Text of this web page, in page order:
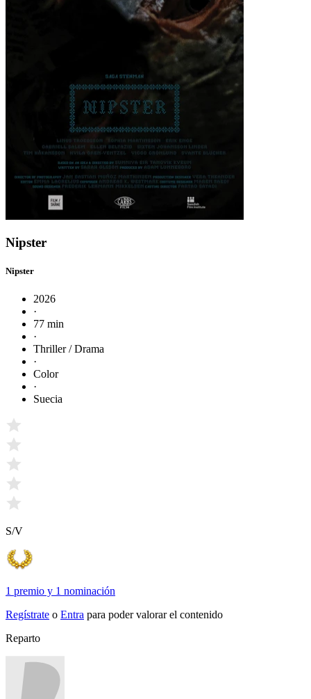
Nipster
Nipster
2026
·
77 min
·
Thriller / Drama
·
Color
·
Suecia
S/V
1 premio y 1 nominación
Regístrate o Entra para poder valorar el contenido
Reparto